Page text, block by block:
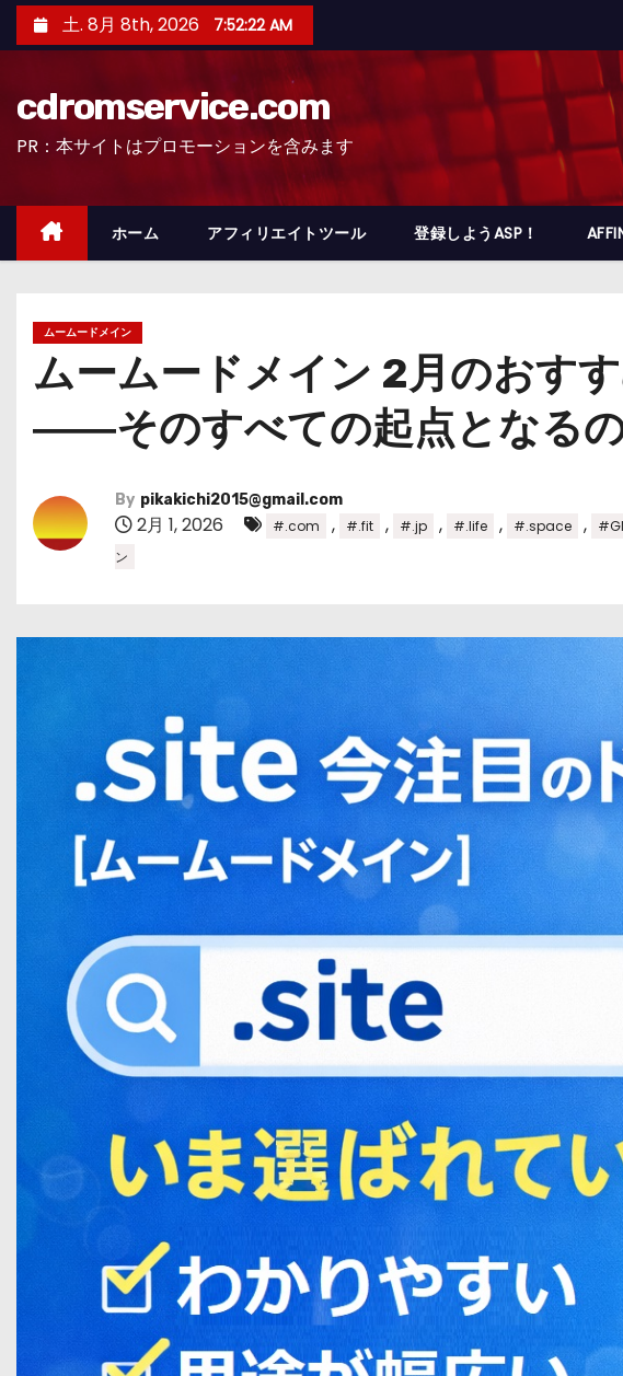
ン
ッ
土. 8月 8th, 2026 7:52:24 AM
cdromservice.com
PR：本サイトはプロモーションを含みます
ホーム アフィリエイトツール 登録しようASP！
ムームードメイン
ムームードメイン 2月のおす
――そのすべての起点となる
By pikakichi2015@gmail.com
2月 1, 2026 #.com , #.fit , #.jp , #.life , #.space ,
ン